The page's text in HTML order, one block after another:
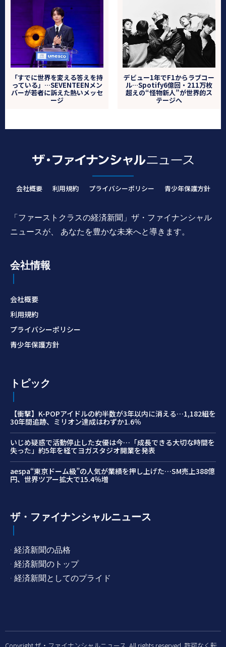
「すでに世界を変える答えを持
っている」…SEVENTEENメン
バーが若者に訴えた熱いメッセ
ージ
デビュー1年でF1からラブコー
ル…Spotify6億回・211万枚
超えの“怪物新人”が世界的ス
テージへ
会社概要 利用規約 プライバシーポリシー 青少年保護方針
「ファーストクラスの経済新聞」ザ・ファイナンシャル
ニュースが、 あなたを豊かな未来へと導きます。
会社情報
会社概要
利用規約
プライバシーポリシー
青少年保護方針
トピック
【衝撃】K-POPアイドルの約半数が3年以内に消える…1,182組を
30年間追跡、ミリオン達成はわずか1.6％
いじめ疑惑で活動停止した女優は今…「成長できる大切な時間を
失った」約5年を経てヨガスタジオ開業を発表
aespa“東京ドーム級”の人気が業績を押し上げた…SM売上388億
円、世界ツアー拡大で15.4％増
ザ・ファイナンシャルニュース
· 経済新聞の品格
· 経済新聞のトップ
· 経済新聞としてのプライド